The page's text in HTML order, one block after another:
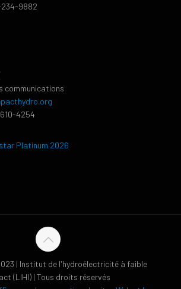
234-9882
communications
4254
| Institut de l'hydroélectricité à faible
(LIHI) | Tous droits réservés